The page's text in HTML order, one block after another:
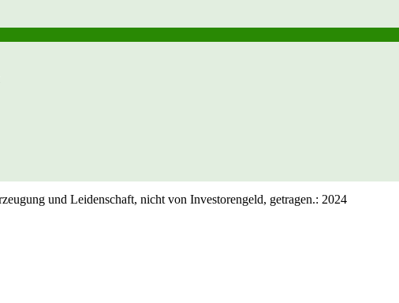
und Leidenschaft, nicht von Investorengeld, getragen.: 2024